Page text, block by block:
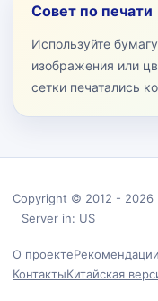
Совет по печати
Используйте
изображения или
сетки печатались
Copyright © 2012 - 2026
Server in: US
О проекте
КонтактыКитайская